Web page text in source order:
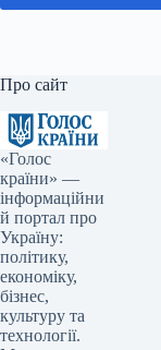
Про сайт
«Голос
країни» —
інформаційни
й портал про
Україну:
політику,
економіку,
бізнес,
культуру та
технології.